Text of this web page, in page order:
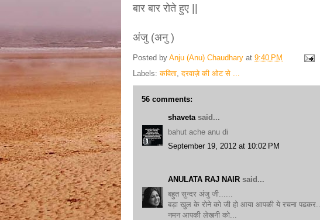
बार बार रोते हुए ||
अंजु (अनु )
Posted by Anju (Anu) Chaudhary at 9:40 PM
Labels:कविता,दरवाज़े की ओट से ...
56 comments:
shavetasaid...
bahut ache anu di
September 19, 2012 at 10:02 PM
ANULATA RAJ NAIR said...
बहुत सुन्दर अंजु जी......
बड़ा खुल के रोने को जी हो आया आपकी ये रचना
नमन आपकी लेखनी को...